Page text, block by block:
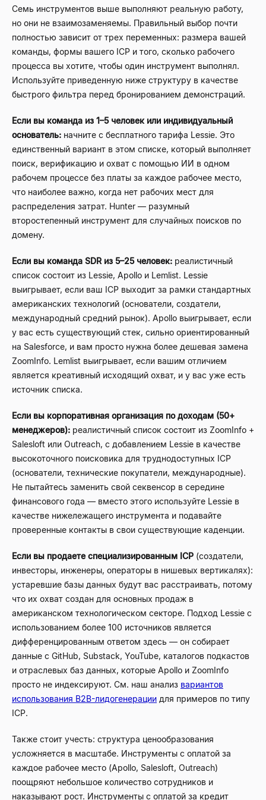
Семь инструментов выше выполняют реальную работу,
но они не взаимозаменяемы. Правильный выбор почти
полностью зависит от трех переменных: размера вашей
команды, формы вашего ICP и того, сколько рабочего
процесса вы хотите, чтобы один инструмент выполнял.
Используйте приведенную ниже структуру в качестве
быстрого фильтра перед бронированием демонстраций.
Если вы команда из 1–5 человек или индивидуальный
основатель: начните с бесплатного тарифа Lessie. Это
единственный вариант в этом списке, который выполняет
поиск, верификацию и охват с помощью ИИ в одном
рабочем процессе без платы за каждое рабочее место,
что наиболее важно, когда нет рабочих мест для
распределения затрат. Hunter — разумный
второстепенный инструмент для случайных поисков по
домену.
Если вы команда SDR из 5–25 человек: реалистичный
список состоит из Lessie, Apollo и Lemlist. Lessie
выигрывает, если ваш ICP выходит за рамки стандартных
американских технологий (основатели, создатели,
международный средний рынок). Apollo выигрывает, если
у вас есть существующий стек, сильно ориентированный
на Salesforce, и вам просто нужна более дешевая замена
ZoomInfo. Lemlist выигрывает, если вашим отличием
является креативный исходящий охват, и у вас уже есть
источник списка.
Если вы корпоративная организация по доходам (50+
менеджеров): реалистичный список состоит из ZoomInfo +
Salesloft или Outreach, с добавлением Lessie в качестве
высокоточного поисковика для труднодоступных ICP
(основатели, технические покупатели, международные).
Не пытайтесь заменить свой секвенсор в середине
финансового года — вместо этого используйте Lessie в
качестве нижележащего инструмента и подавайте
проверенные контакты в свои существующие каденции.
Если вы продаете специализированным ICP (создатели,
инвесторы, инженеры, операторы в нишевых вертикалях):
устаревшие базы данных будут вас расстраивать, потому
что их охват создан для основных продаж в
американском технологическом секторе. Подход Lessie с
использованием более 100 источников является
дифференцированным ответом здесь — он собирает
данные с GitHub, Substack, YouTube, каталогов подкастов
и отраслевых баз данных, которые Apollo и ZoomInfo
просто не индексируют. См. наш анализ вариантов
использования B2B-лидогенерации для примеров по типу
ICP.
Также стоит учесть: структура ценообразования
усложняется в масштабе. Инструменты с оплатой за
каждое рабочее место (Apollo, Salesloft, Outreach)
поощряют небольшое количество сотрудников и
наказывают рост. Инструменты с оплатой за кредит